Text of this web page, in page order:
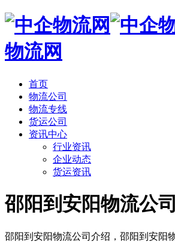
物流网
首页
物流公司
物流专线
货运公司
资讯中心
行业资讯
企业动态
货运资讯
邵阳到安阳物流公司
邵阳到安阳物流公司介绍，邵阳到安阳